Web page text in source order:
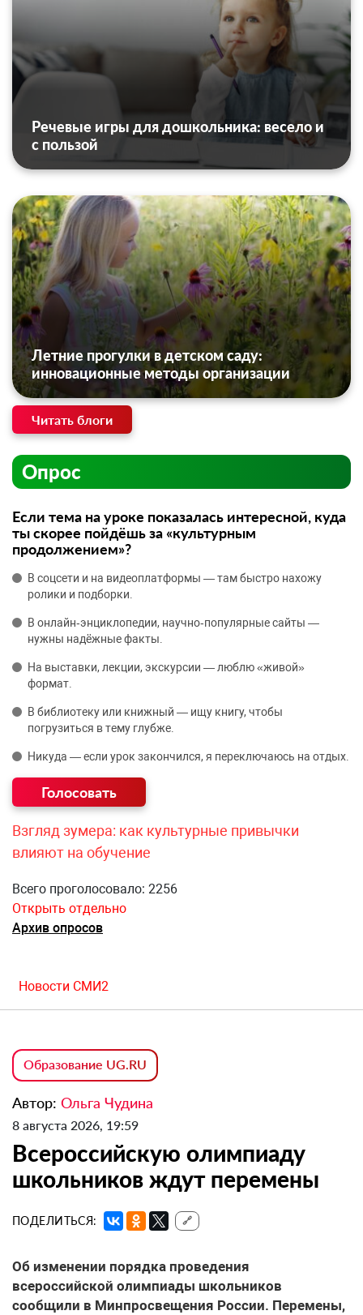
Речевые игры для дошкольника: весело и
с пользой
Летние прогулки в детском саду:
инновационные методы организации
Читать блоги
Опрос
Если тема на уроке показалась интересной, куда
ты скорее пойдёшь за «культурным
продолжением»?
В соцсети и на видеоплатформы — там быстро нахожу
ролики и подборки.
В онлайн‑энциклопедии, научно‑популярные сайты —
нужны надёжные факты.
На выставки, лекции, экскурсии — люблю «живой»
формат.
В библиотеку или книжный — ищу книгу, чтобы
погрузиться в тему глубже.
Никуда — если урок закончился, я переключаюсь на отдых.
Взгляд зумера: как культурные привычки
влияют на обучение
Всего проголосовало: 2256
Открыть отдельно
Архив опросов
Новости СМИ2
Образование UG.RU
Автор: Ольга Чудина
8 августа 2026, 19:59
Всероссийскую олимпиаду
школьников ждут перемены
ПОДЕЛИТЬСЯ: 🔗
Об изменении порядка проведения
всероссийской олимпиады школьников
сообщили в Минпросвещения России. Перемены,